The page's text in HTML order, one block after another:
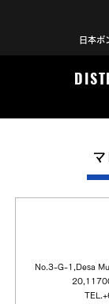
日本ボ
マ
No.3-G-1,Desa